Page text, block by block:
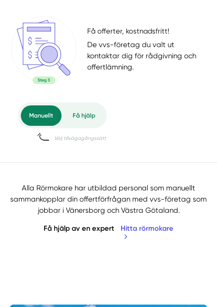
Få offerter, kostnadsfritt!
De vvs-företag du valt ut
kontaktar dig för rådgivning och
offertlämning.
Alla Rörmokare har utbildad personal som manuellt
sammankopplar din offertförfrågan med vvs-företag som
jobbar i Vänersborg och Västra Götaland.
Få hjälp av en expert Hitta rörmokare